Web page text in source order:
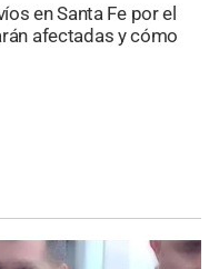
en Santa Fe por el
afectadas y cómo